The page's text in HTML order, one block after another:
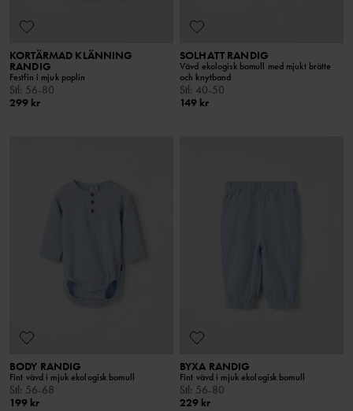
KORTÄRMAD KLÄNNING
RANDIG
Festfin i mjuk poplin
Stl: 56-80
299 kr
SOLHATT RANDIG
Vävd ekologisk bomull med mjukt brätte
och knytband
Stl: 40-50
149 kr
BODY RANDIG
Fint vävd i mjuk ekologisk bomull
Stl: 56-68
199 kr
BYXA RANDIG
Fint vävd i mjuk ekologisk bomull
Stl: 56-80
229 kr